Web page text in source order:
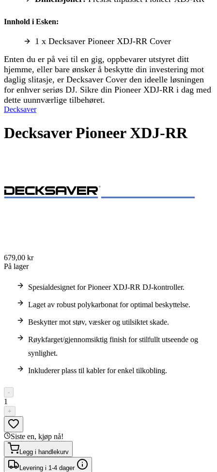
Innhold i Esken:
1 x Decksaver Pioneer XDJ-RR Cover
Enten du er på vei til en gig, oppbevarer utstyret ditt
hjemme, eller bare ønsker å beskytte din investering mot
daglig slitasje, er Decksaver Cover den ideelle løsningen
for enhver seriøs DJ. Sikre din Pioneer XDJ-RR i dag med
dette uunnværlige tilbehøret.
Decksaver
Decksaver Pioneer XDJ-RR
679,00 kr
På lager
Spesialdesignet for Pioneer XDJ-RR DJ-kontroller.
Laget av robust polykarbonat for optimal beskyttelse.
Beskytter mot støv, væsker og utilsiktet skade.
Røykfarget/gjennomsiktig finish for stilfullt utseende og
synlighet.
Inkluderer plass til kabler for enkel tilkobling.
-
1
+
Siste en, kjøp nå!
Legg i handlekurv
Levering i 1-4 dager